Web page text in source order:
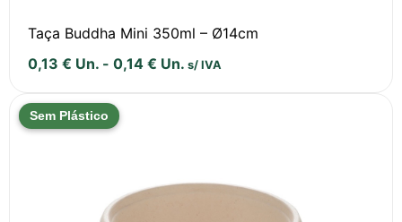
Taça Buddha Mini 350ml – Ø14cm
0,13 € Un. - 0,14 € Un. s/ IVA
Sem Plástico